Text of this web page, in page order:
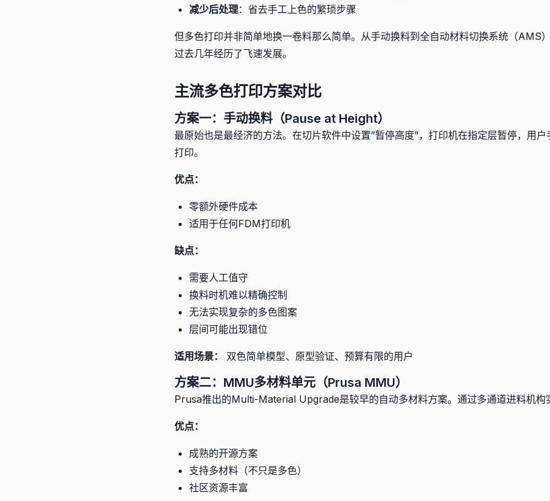
减少后处理：省去手工上色的繁琐步骤
但多色打印并非简单地换一卷料那么简单。从手动换料到全自动材料切换系统（AMS
过去几年经历了飞速发展。
主流多色打印方案对比
方案一：手动换料（Pause at Height）
最原始也是最经济的方法。在切片软件中设置”暂停高度”，打印机在指定层暂停，用
打印。
优点：
零额外硬件成本
适用于任何FDM打印机
缺点：
需要人工值守
换料时机难以精确控制
无法实现复杂的多色图案
层间可能出现错位
适用场景： 双色简单模型、原型验证、预算有限的用户
方案二：MMU多材料单元（Prusa MMU）
Prusa推出的Multi-Material Upgrade是较早的自动多材料方案。通过多通道进料机构
优点：
成熟的开源方案
支持多材料（不只是多色）
社区资源丰富